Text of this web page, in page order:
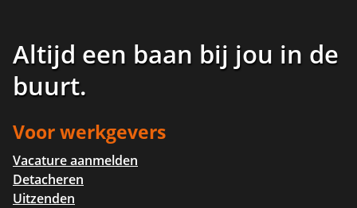
Altijd een baan bij jou in de
buurt.
Voor werkgevers
Vacature aanmelden
Detacheren
Uitzenden